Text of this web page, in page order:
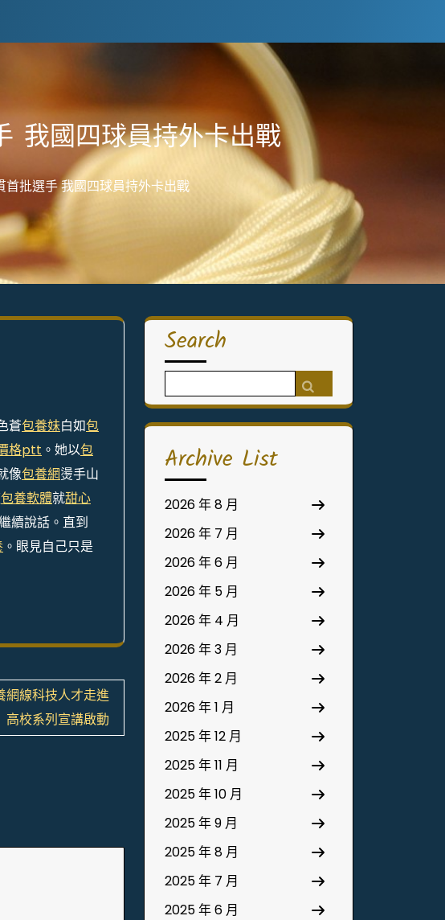
我國四球員持外卡出戰
批選手 我國四球員持外卡出戰
蒼包養妹白如包
格ptt 。她以包
像包養網燙手山
包養軟體就甜心
續說話。直到
。眼見自己只是
網線科技人才走進
高校系列宣講啟動
Search
for:
Archive List
2026 年 8 月
2026 年 7 月
2026 年 6 月
2026 年 5 月
2026 年 4 月
2026 年 3 月
2026 年 2 月
2026 年 1 月
2025 年 12 月
2025 年 11 月
2025 年 10 月
2025 年 9 月
2025 年 8 月
2025 年 7 月
2025 年 6 月